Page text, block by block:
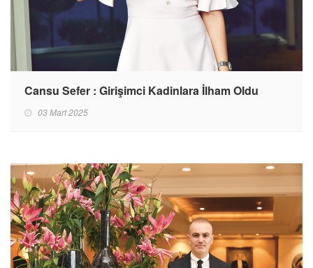
Cansu Sefer : Girişimci Kadinlara İlham Oldu
03 Mart 2025